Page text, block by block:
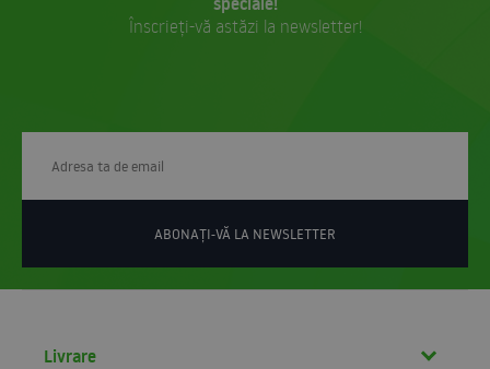
Înscrieți-vă astăzi la newsletter!
ABONAȚI-VĂ LA NEWSLETTER
Livrare